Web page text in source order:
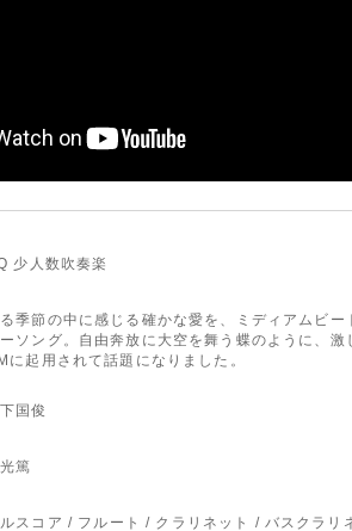
少人数吹奏楽
季節の中に感じる確かな愛を、ミディアムビ
ーソング。自由奔放に大空を舞う蝶のように、
に起用されて話題になりました。
国俊
篤
スコア / フルート / クラリネット / バスクラリ